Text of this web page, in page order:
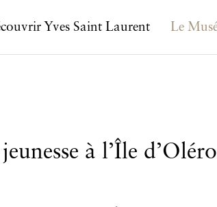
Yves Saint Laurent Le
à l’Île